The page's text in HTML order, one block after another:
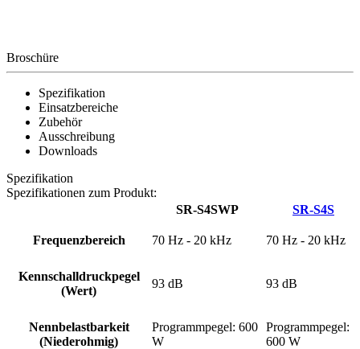
Broschüre
Spezifikation
Einsatzbereiche
Zubehör
Ausschreibung
Downloads
Spezifikation
Spezifikationen zum Produkt:
SR-S4SWP
SR-S4S
Frequenzbereich 70 Hz - 20 kHz 70 Hz - 20 kHz
Kennschalldruckpegel
(Wert)
93 dB 93 dB
Nennbelastbarkeit
(Niederohmig)
Programmpegel: 600
W
Programmpegel:
600 W